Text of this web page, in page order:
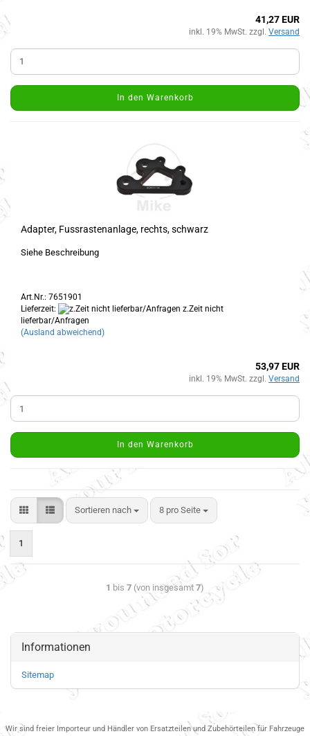
41,27 EUR
inkl. 19% MwSt. zzgl. Versand
In den Warenkorb
Adapter, Fussrastenanlage, rechts, schwarz
Siehe Beschreibung
Art.Nr.: 7651901
Lieferzeit:
z.Zeit nicht
lieferbar/Anfragen
(Ausland abweichend)
53,97 EUR
inkl. 19% MwSt. zzgl. Versand
In den Warenkorb
Sortieren nach 8 pro Seite
1
1 bis 7 (von insgesamt 7)
Informationen
Sitemap
Wir sind freier Importeur und Händler von Ersatzteilen und Zubehörteilen für Fahrzeuge